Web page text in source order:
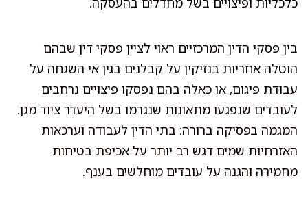
בין פסקי הדין המרכזיים ראוי לציין פסקי דין שבהם
הוטלה אחריות בנזיקין על קבלנים בגין אי השגחה על
עבודת פיגום, או כאלה בהם נפסקו פיצויים נרחבים
לעובדים שנפגעו מתאונות שנגרמו בשל היעדר ציוד מגן.
המגמה בפסיקה ברורה: בתי הדין לעבודה וערכאות
האזרחיות שמים דגש רב יותר על אכיפת בטיחות
מחמירה והגנה על עובדים מוחלשים בענף.